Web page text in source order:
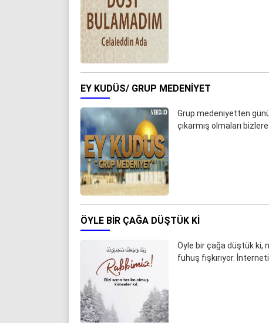
EY KUDÜS/ GRUP MEDENIYET
Grup medeniyetten
çıkarmış olmaları
ÖYLE BIR ÇAĞA DÜŞTÜK KI
Öyle bir çağa düştük ki,
fuhuş fışkırıyor.